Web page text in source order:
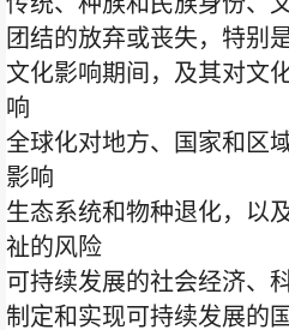
团结的放弃或丧失，特别
文化影响期间，及其对文
响
全球化对地方、国家和区
影响
生态系统和物种退化，以
祉的风险
可持续发展的社会经济、
制定和实现可持续发展的